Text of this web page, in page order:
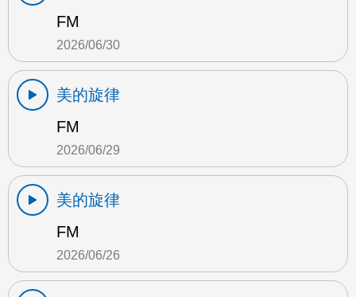
FM
2026/06/30
美的旋律
FM
2026/06/29
美的旋律
FM
2026/06/26